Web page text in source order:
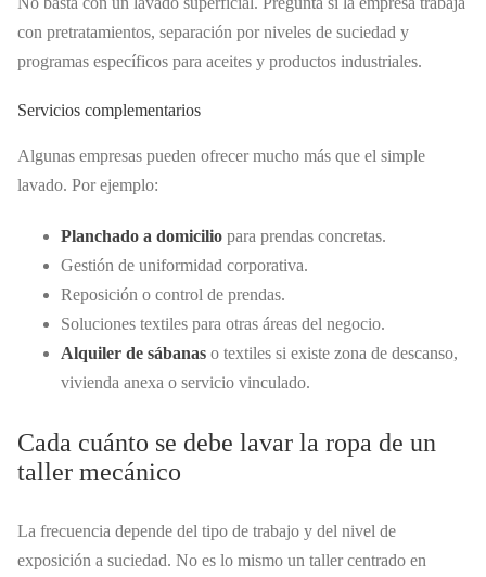
con pretratamientos, separación por niveles de suciedad y
programas específicos para aceites y productos industriales.
Servicios complementarios
Algunas empresas pueden ofrecer mucho más que el simple
lavado. Por ejemplo:
Planchado a domicilio para prendas concretas.
Gestión de uniformidad corporativa.
Reposición o control de prendas.
Soluciones textiles para otras áreas del negocio.
Alquiler de sábanas o textiles si existe zona de descanso,
vivienda anexa o servicio vinculado.
Cada cuánto se debe lavar la ropa de un
taller mecánico
La frecuencia depende del tipo de trabajo y del nivel de
exposición a suciedad. No es lo mismo un taller centrado en